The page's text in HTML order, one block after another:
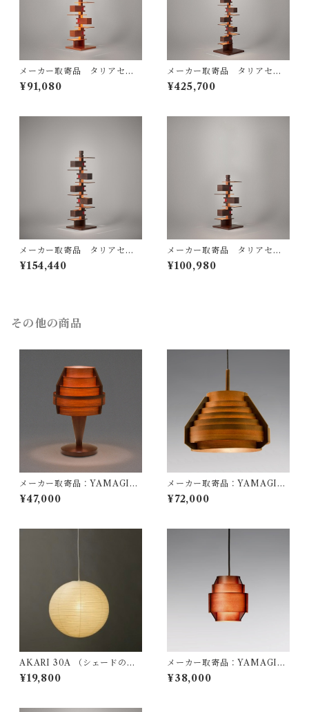
メーカー取寄品 タリアセン
Frank Lloyd Wright / TALI
ESIN4 チェリー 322S7316 /
¥91,080
メーカー取寄品 タリアセン
TALIESIN® 2 （322S726
4） / Frank Lloyd Wright /
¥425,700
メーカー取寄品 タリアセン
TALIESIN3 ウォルナット 32
2S7265（S2311H）/ Frank
¥154,440
メーカー取寄品 タリアセン
Frank Lloyd Wright / TALI
ESIN4 ウォルナット S7317 /
¥100,980
その他の商品
メーカー取寄品：YAMAGIW
A（ヤマギワ）/ 323S2517H /
Jakobsson Lamp（ヤコブソ
¥47,000
メーカー取寄品：YAMAGIW
A（ヤマギワ）/ 323F-218H /
Jakobsson Lamp（ヤコブソ
¥72,000
AKARI 30A （シェードの
み） / イサム ノグチ（Isamu
¥19,800
メーカー取寄品：YAMAGIW
A（ヤマギワ）/ 323F-216H /
Jakobsson Lamp（ヤコブソ
¥38,000